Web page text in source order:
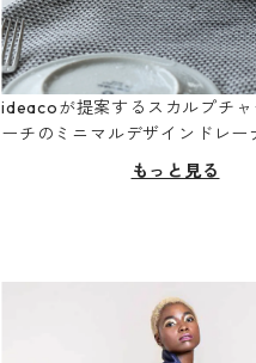
ideacoが提案するスカルプチャ
ーチのミニマルデザインドレー
もっと見る